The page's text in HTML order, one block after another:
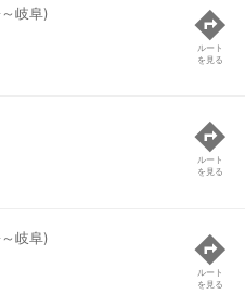
岐阜)
ルート
を見る
ルート
を見る
岐阜)
ルート
を見る